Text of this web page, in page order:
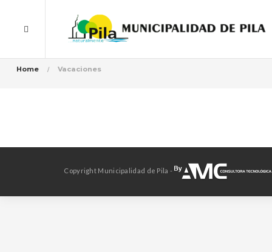
Home Vacaciones
Copyright Municipalidad de Pila -